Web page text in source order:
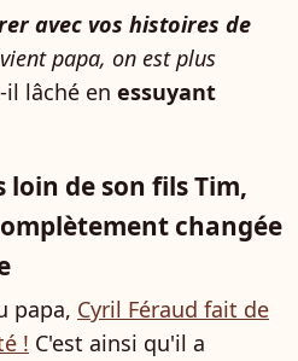
avec vos histoires de
papa, on est plus
il lâché en essuyant
loin de son fils Tim,
changée
papa, Cyril Féraud fait de
! C'est ainsi qu'il a